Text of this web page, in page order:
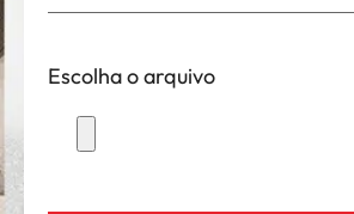
Escolha o arquivo